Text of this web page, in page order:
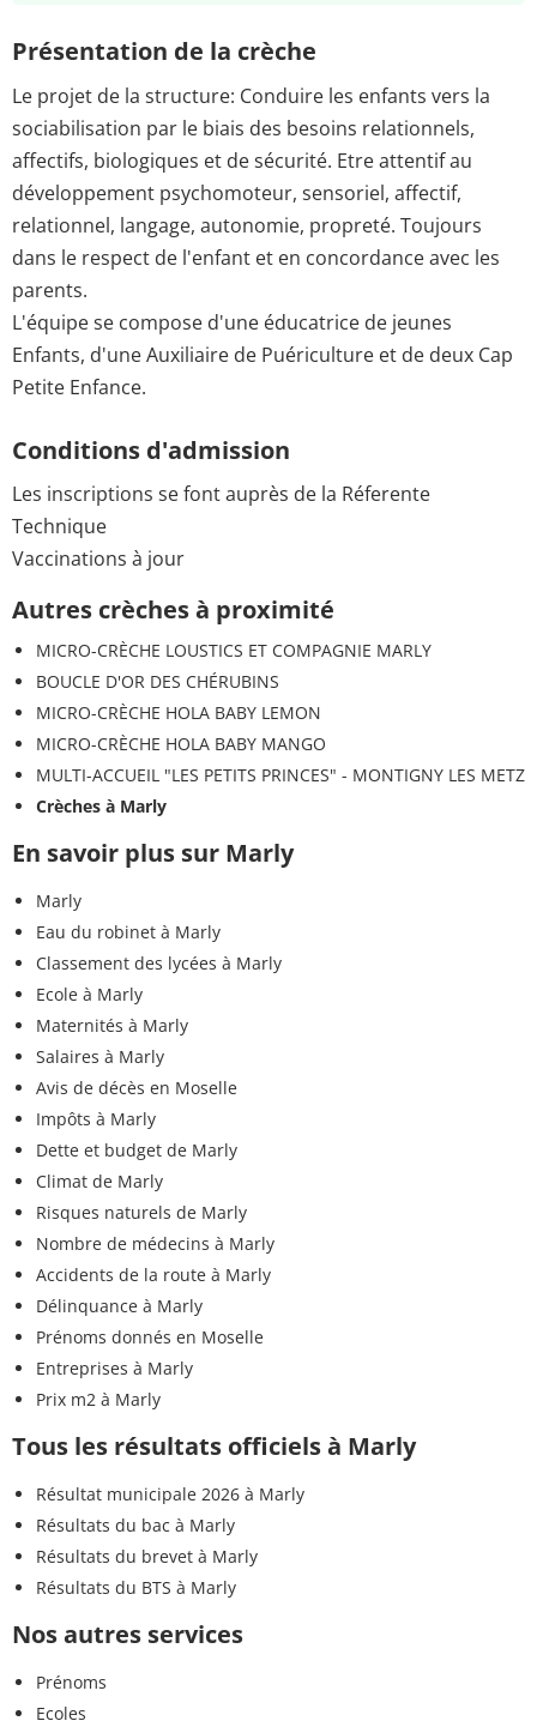
Présentation de la crèche
Le projet de la structure: Conduire les enfants vers la
sociabilisation par le biais des besoins relationnels,
affectifs, biologiques et de sécurité. Etre attentif au
développement psychomoteur, sensoriel, affectif,
relationnel, langage, autonomie, propreté. Toujours
dans le respect de l'enfant et en concordance avec les
parents.
L'équipe se compose d'une éducatrice de jeunes
Enfants, d'une Auxiliaire de Puériculture et de deux Cap
Petite Enfance.
Conditions d'admission
Les inscriptions se font auprès de la Réferente
Technique
Vaccinations à jour
Autres crèches à proximité
MICRO-CRÈCHE LOUSTICS ET COMPAGNIE MARLY
BOUCLE D'OR DES CHÉRUBINS
MICRO-CRÈCHE HOLA BABY LEMON
MICRO-CRÈCHE HOLA BABY MANGO
MULTI-ACCUEIL "LES PETITS PRINCES" - MONTIGNY LES METZ
Crèches à Marly
En savoir plus sur Marly
Marly
Eau du robinet à Marly
Classement des lycées à Marly
Ecole à Marly
Maternités à Marly
Salaires à Marly
Avis de décès en Moselle
Impôts à Marly
Dette et budget de Marly
Climat de Marly
Risques naturels de Marly
Nombre de médecins à Marly
Accidents de la route à Marly
Délinquance à Marly
Prénoms donnés en Moselle
Entreprises à Marly
Prix m2 à Marly
Tous les résultats officiels à Marly
Résultat municipale 2026 à Marly
Résultats du bac à Marly
Résultats du brevet à Marly
Résultats du BTS à Marly
Nos autres services
Prénoms
Ecoles